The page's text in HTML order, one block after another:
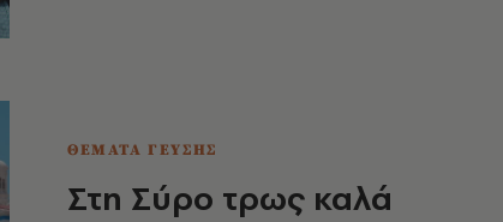
ΘΕΜΑΤΑ ΓΕΥΣΗΣ
Στη Σύρο τρως καλά